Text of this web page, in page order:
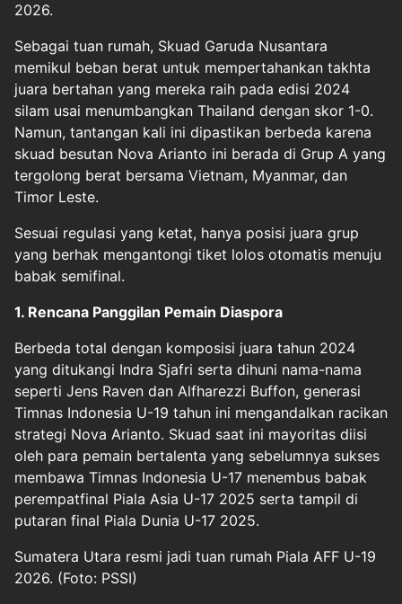
2026.
Sebagai tuan rumah, Skuad Garuda Nusantara
memikul beban berat untuk mempertahankan takhta
juara bertahan yang mereka raih pada edisi 2024
silam usai menumbangkan Thailand dengan skor 1-0.
Namun, tantangan kali ini dipastikan berbeda karena
skuad besutan Nova Arianto ini berada di Grup A yang
tergolong berat bersama Vietnam, Myanmar, dan
Timor Leste.
Sesuai regulasi yang ketat, hanya posisi juara grup
yang berhak mengantongi tiket lolos otomatis menuju
babak semifinal.
1. Rencana Panggilan Pemain Diaspora
Berbeda total dengan komposisi juara tahun 2024
yang ditukangi Indra Sjafri serta dihuni nama-nama
seperti Jens Raven dan Alfharezzi Buffon, generasi
Timnas Indonesia U-19 tahun ini mengandalkan racikan
strategi Nova Arianto. Skuad saat ini mayoritas diisi
oleh para pemain bertalenta yang sebelumnya sukses
membawa Timnas Indonesia U-17 menembus babak
perempatfinal Piala Asia U-17 2025 serta tampil di
putaran final Piala Dunia U-17 2025.
Sumatera Utara resmi jadi tuan rumah Piala AFF U-19
2026. (Foto: PSSI)